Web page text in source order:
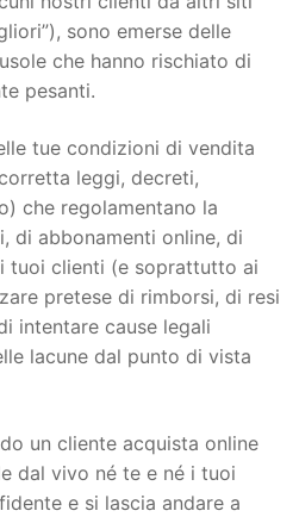
sono emerse delle
che hanno rischiato di
pesanti.
tue condizioni di vendita
leggi, decreti,
che regolamentano la
di abbonamenti online, di
clienti (e soprattutto ai
pretese di rimborsi, di resi
intentare cause legali
lacune dal punto di vista
un cliente acquista online
dal vivo né te e né i tuoi
e si lascia andare a